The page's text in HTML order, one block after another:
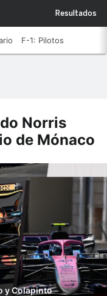
Resultados
F-1: Pilotos
Norris
de Mónaco
y Colapinto